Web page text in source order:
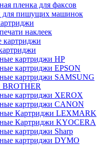
пленка для факсов
для пишущих машинок
наклеек
картриджи HP
картриджи EPSON
картриджи SAMSUNG
BROTHER
картриджи XEROX
картриджи CANON
Картриджи LEXMARK
Картриджи KYOCERA
картриджи Sharp
картриджи DYMO